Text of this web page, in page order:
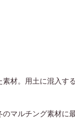
材。用土に混入す
マルチング素材に最